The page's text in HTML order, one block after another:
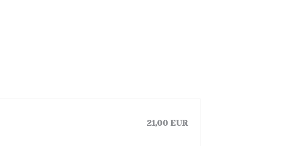
21,00 EUR